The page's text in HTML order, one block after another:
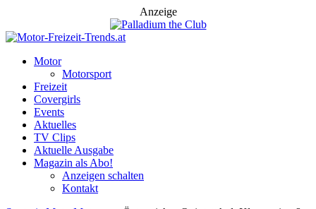
Anzeige
Motor
Motorsport
Freizeit
Covergirls
Events
Aktuelles
TV Clips
Aktuelle Ausgabe
Magazin als Abo!
Anzeigen schalten
Kontakt